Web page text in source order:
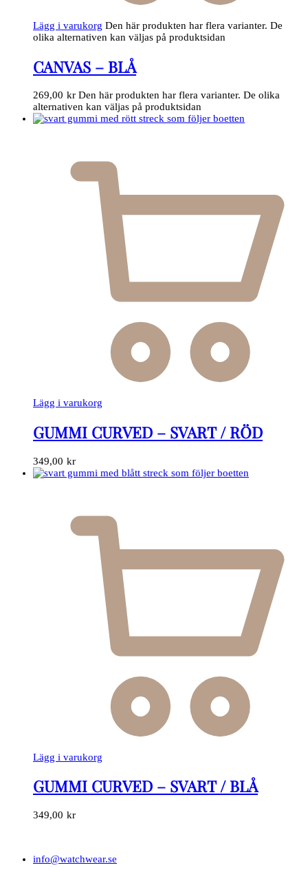
Lägg i varukorg Den här produkten har flera varianter. De
olika alternativen kan väljas på produktsidan
CANVAS – BLÅ
269,00 kr Den här produkten har flera varianter. De olika
alternativen kan väljas på produktsidan
Lägg i varukorg
GUMMI CURVED – SVART / RÖD
349,00 kr
Lägg i varukorg
GUMMI CURVED – SVART / BLÅ
349,00 kr
info@watchwear.se